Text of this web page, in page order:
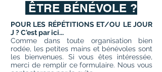
​ ÊTRE BÉNÉVOLE ?
POUR LES RÉPÉTITIONS ET/OU LE JOUR
J ? C'est par ici...
Comme dans toute organisation bien
rodée, les petites mains et bénévoles sont
les bienvenues. Si vous êtes intéressée,
merci de remplir ce formulaire. Nous vous